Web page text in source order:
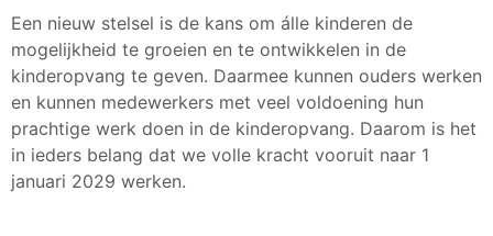
Een nieuw stelsel is de kans om álle kinderen de
mogelijkheid te groeien en te ontwikkelen in de
kinderopvang te geven. Daarmee kunnen ouders werken
en kunnen medewerkers met veel voldoening hun
prachtige werk doen in de kinderopvang. Daarom is het
in ieders belang dat we volle kracht vooruit naar 1
januari 2029 werken.